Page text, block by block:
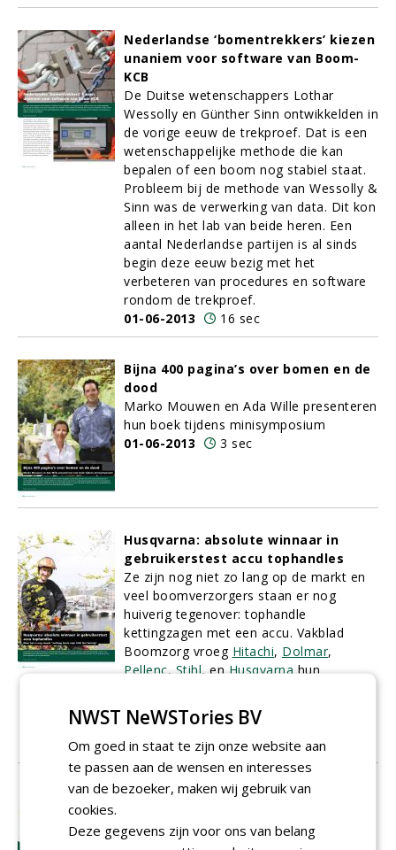
Nederlandse ‘bomentrekkers’ kiezen
unaniem voor software van Boom-
KCB
De Duitse wetenschappers Lothar
Wessolly en Günther Sinn ontwikkelden in
de vorige eeuw de trekproef. Dat is een
wetenschappelijke methode die kan
bepalen of een boom nog stabiel staat.
Probleem bij de methode van Wessolly &
Sinn was de verwerking van data. Dit kon
alleen in het lab van beide heren. Een
aantal Nederlandse partijen is al sinds
begin deze eeuw bezig met het
verbeteren van procedures en software
rondom de trekproef.
01-06-2013
16 sec
Bijna 400 pagina’s over bomen en de
dood
Marko Mouwen en Ada Wille presenteren
hun boek tijdens minisymposium
01-06-2013
3 sec
Husqvarna: absolute winnaar in
gebruikerstest accu tophandles
Ze zijn nog niet zo lang op de markt en
veel boomverzorgers staan er nog
huiverig tegenover: tophandle
kettingzagen met een accu. Vakblad
Boomzorg vroeg Hitachi, Dolmar,
Pellenc, Stihl, en Husqvarna hun
een testteam van Pius Floris Amsterdam
voor een gebruikerstest.
01-06-2013
10 sec
Waarom zouden we nog graven?
water. Bij verbindingen in leidingen
NWST NeWSTories BV
Om goed in staat te zijn onze website aan
te passen aan de wensen en interesses
van de bezoeker, maken wij gebruik van
cookies.
Deze gegevens zijn voor ons van belang